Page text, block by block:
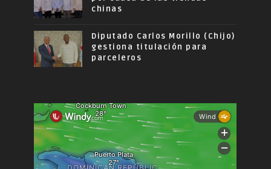
chinas
Diputado Carlos Morillo (Chijo)
gestiona titulación para
parceleros